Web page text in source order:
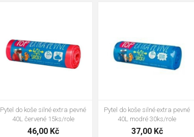
Pytel do koše silné extra pevné
40L červené 15ks/role
46,00 Kč
Pytel do koše silné extra pevné
40L modré 30ks/role
37,00 Kč